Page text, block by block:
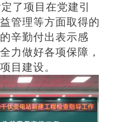
了项目在党建引
管理等方面取得的
辛勤付出表示感
力做好各项保障，
目建设。